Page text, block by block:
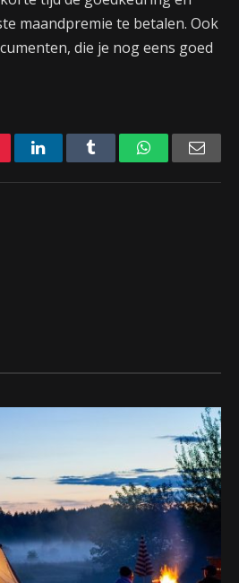
maandpremie te betalen. Ook
die je nog eens goed
LinkedIn Tumblr WhatsApp